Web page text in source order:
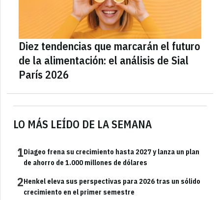
LO MÁS LEÍDO DE LA SEMANA
1Diageo frena su crecimiento hasta 2027 y lanza un plan
de ahorro de 1.000 millones de dólares
2Henkel eleva sus perspectivas para 2026 tras un sólido
crecimiento en el primer semestre
Diez tendencias que marcarán el futuro
de la alimentación: el análisis de Sial
París 2026